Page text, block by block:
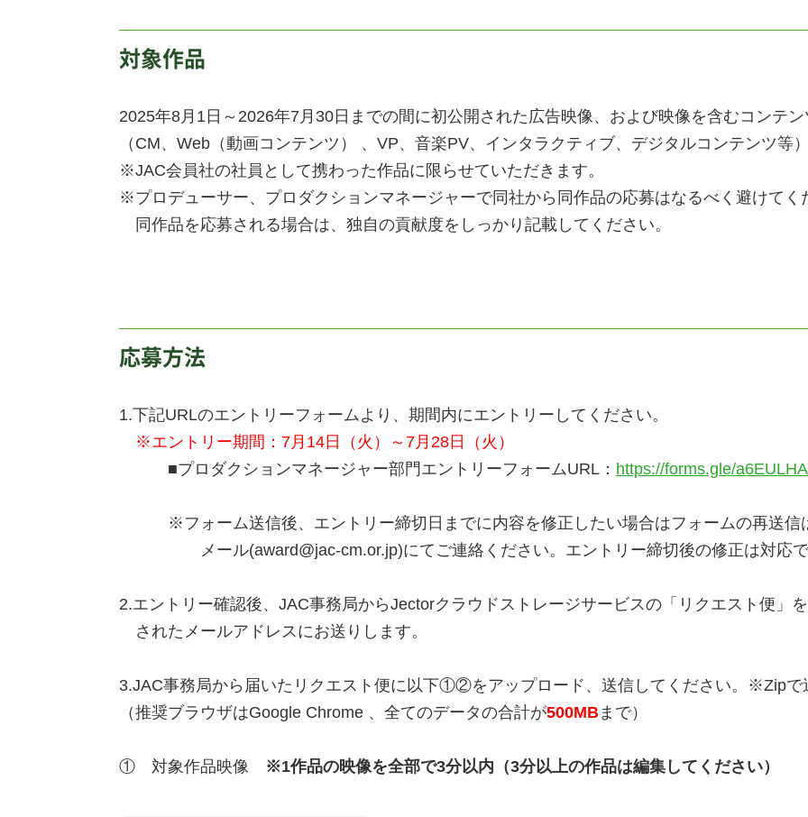
対象作品
2025年8月1日～2026年7月30日までの間に初公開された広告映像、および映像を含むコンテン
（CM、Web（動画コンテンツ） 、VP、音楽PV、インタラクティブ、デジタルコンテンツ等）
※JAC会員社の社員として携わった作品に限らせていただきます。
※プロデューサー、プロダクションマネージャーで同社から同作品の応募はなるべく避けてく
同作品を応募される場合は、独自の貢献度をしっかり記載してください。
応募方法
1.下記URLのエントリーフォームより、期間内にエントリーしてください。
※エントリー期間：7月14日（火）～7月28日（火）
■プロダクションマネージャー部門エントリーフォームURL： https://forms.gle/
※フォーム送信後、エントリー締切日までに内容を修正したい場合はフォームの再送信
メール(award@jac-cm.or.jp)にてご連絡ください。エントリー締切後の修正は対応で
2.エントリー確認後、JAC事務局からJectorクラウドストレージサービスの「リクエスト便」
されたメールアドレスにお送りします。
3.JAC事務局から届いたリクエスト便に以下①②をアップロード、送信してください。※Zipで
（推奨ブラウザはGoogle Chrome 、全てのデータの合計が500MBまで）
① 対象作品映像 ※1作品の映像を全部で3分以内（3分以上の作品は編集してください）